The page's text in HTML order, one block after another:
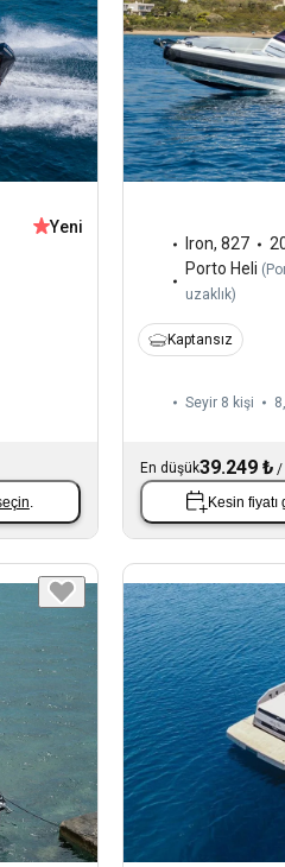
Yeni
Iron, 827
Porto Heli (
uzaklık)
Kaptansız
Seyir 8 kişi
En düşük39.249 ₺/
Kesin